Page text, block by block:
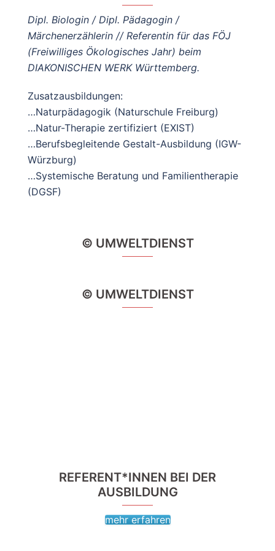
Dipl. Biologin / Dipl. Pädagogin /
Märchenerzählerin // Referentin für das FÖJ
(Freiwilliges Ökologisches Jahr) beim
DIAKONISCHEN WERK Württemberg.
Zusatzausbildungen:
…Naturpädagogik (Naturschule Freiburg)
…Natur-Therapie zertifiziert (EXIST)
…Berufsbegleitende Gestalt-Ausbildung (IGW-
Würzburg)
…Systemische Beratung und Familientherapie
(DGSF)
© UMWELTDIENST
© UMWELTDIENST
REFERENT*INNEN BEI DER
AUSBILDUNG
mehr erfahren